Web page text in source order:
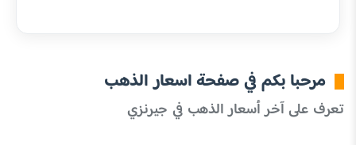
مرحبا بكم في صفحة اسعار الذهب
تعرف على آخر أسعار الذهب في جيرنزي